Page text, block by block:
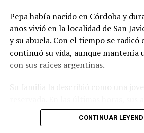
las autoridades locales, que
para detectar réplicas y coordinar
falta.
INGV confirmó los datos del sismo
profundidad, factores que explican
Pepa había nacido en Córdoba y
años vivió en la localidad de San
y su abuela. Con el tiempo se radicó
continuó su vida, aunque
con sus raíces argentinas.
reconstruir qué pasó durante el
contacto con ella y comenzó una
CONTINUAR